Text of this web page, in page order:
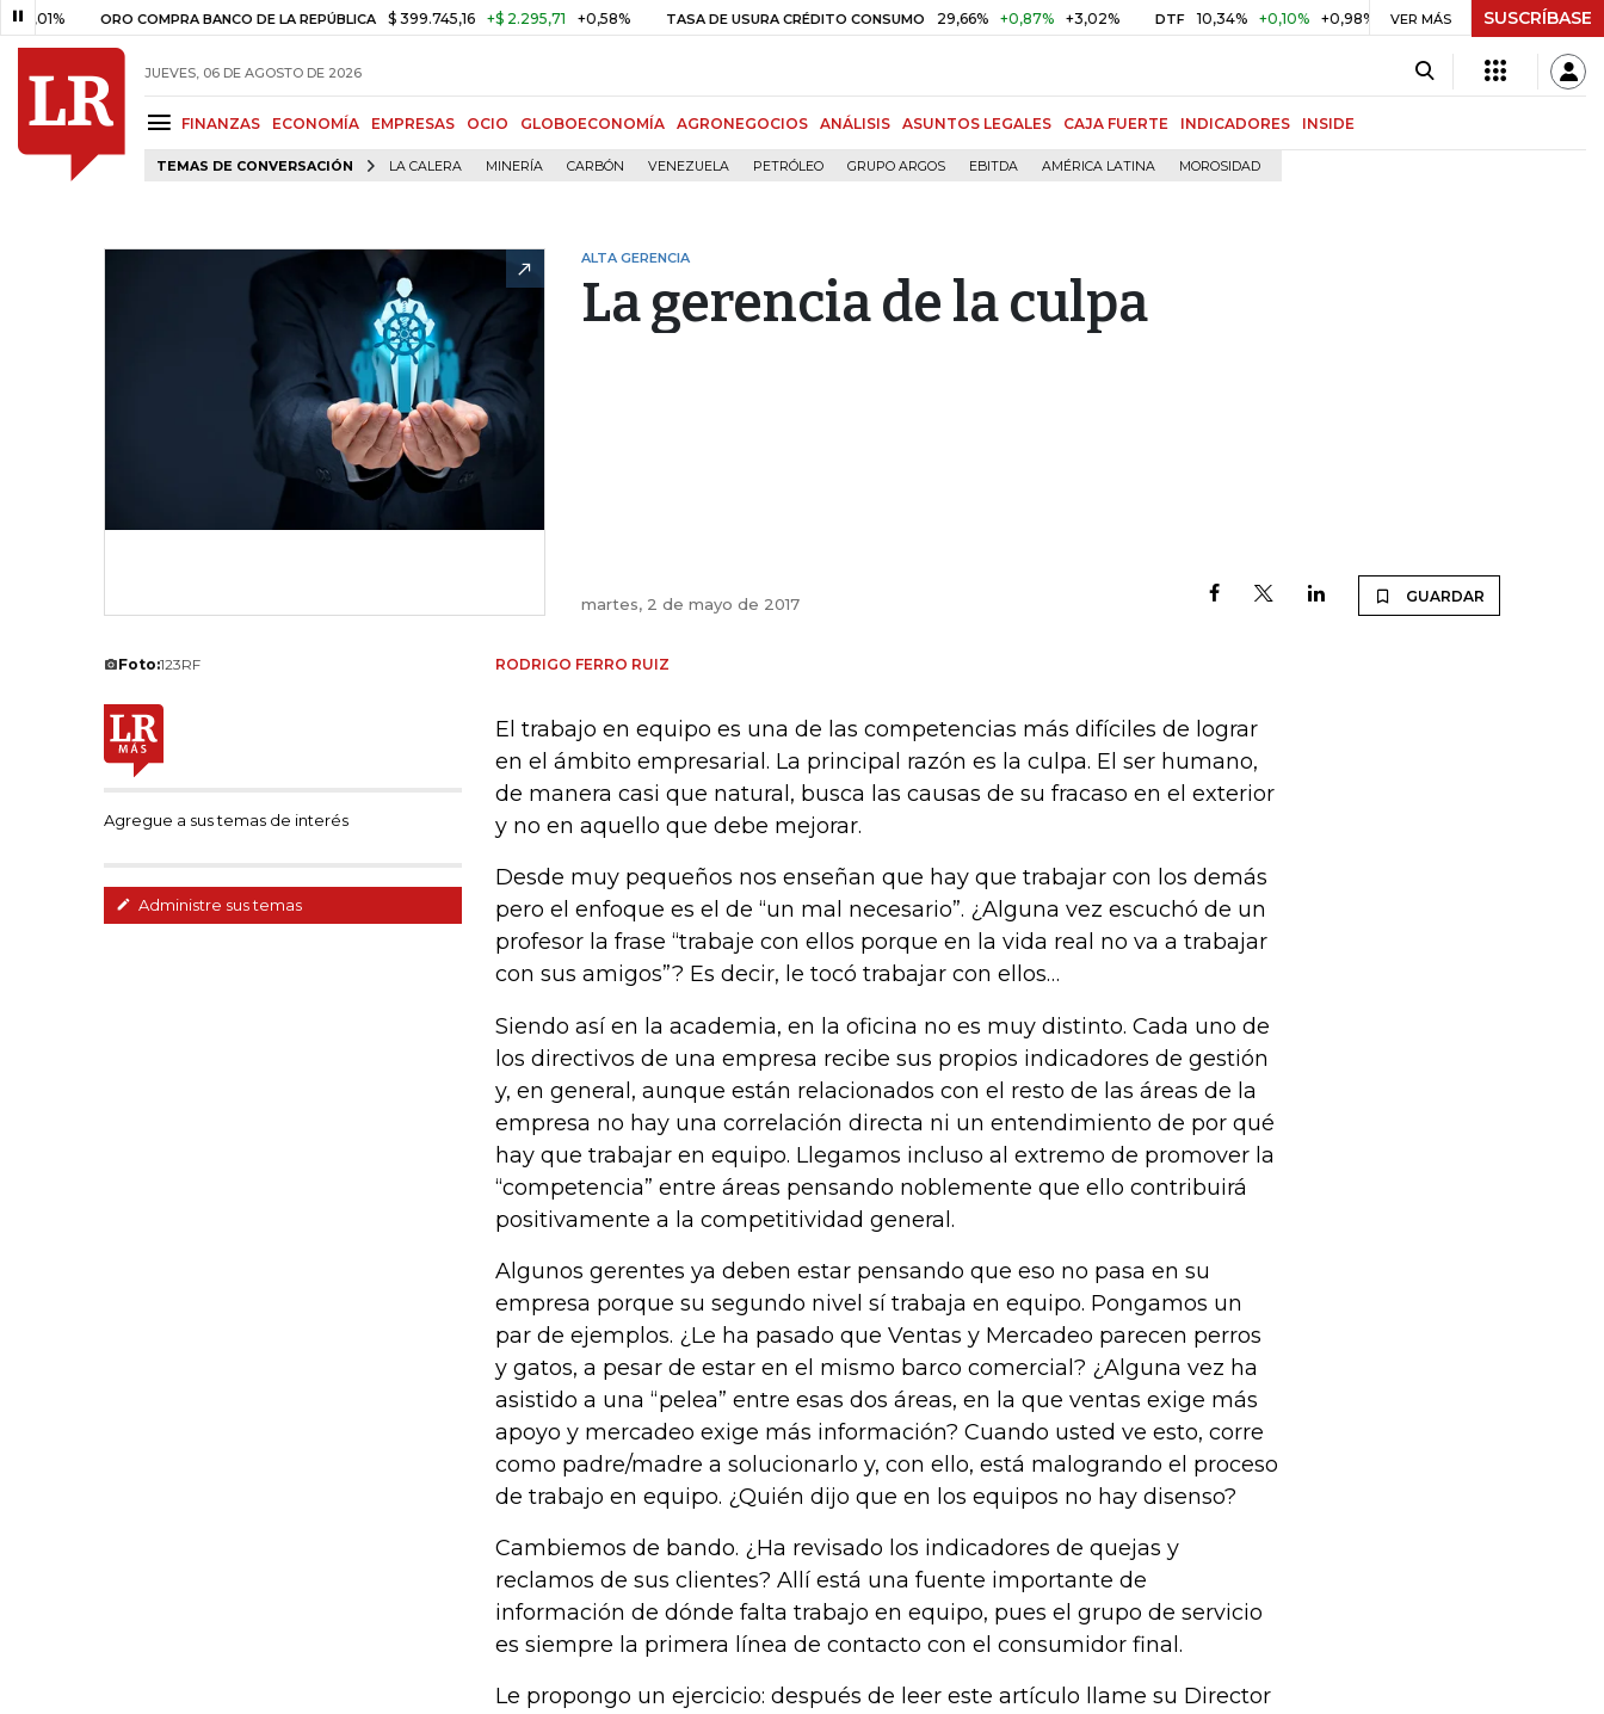
ORO COMPRA BANCO DE LA REPÚBLICA $ 399.745,16 +$ 2.295,71 +0,58% TASA DE USURA CRÉDITO CONSUMO 29,66% +0,87% +3,02% DTF 10,34% +0,10% +0,98% UVR $ 416,86 +$ 0,05 +0,01%
VER MÁS SUSCRÍBASE
JUEVES, 06 DE AGOSTO DE 2026
FINANZAS ECONOMÍA EMPRESAS OCIO GLOBOECONOMÍA AGRONEGOCIOS ANÁLISIS ASUNTOS LEGALES CAJA FUERTE INDICADORES INSIDE
TEMAS DE CONVERSACIÓN LA CALERA MINERÍA CARBÓN VENEZUELA PETRÓLEO GRUPO ARGOS EBITDA AMÉRICA LATINA MOROSIDAD
ALTA GERENCIA
La gerencia de la culpa
martes, 2 de mayo de 2017 GUARDAR
Foto:123RF
Agregue a sus temas de interés
Administre sus temas
RODRIGO FERRO RUIZ
El trabajo en equipo es una de las competencias más difíciles de lograr
en el ámbito empresarial. La principal razón es la culpa. El ser humano,
de manera casi que natural, busca las causas de su fracaso en el exterior
y no en aquello que debe mejorar.
Desde muy pequeños nos enseñan que hay que trabajar con los demás
pero el enfoque es el de “un mal necesario”. ¿Alguna vez escuchó de un
profesor la frase “trabaje con ellos porque en la vida real no va a trabajar
con sus amigos”? Es decir, le tocó trabajar con ellos…
Siendo así en la academia, en la oficina no es muy distinto. Cada uno de
los directivos de una empresa recibe sus propios indicadores de gestión
y, en general, aunque están relacionados con el resto de las áreas de la
empresa no hay una correlación directa ni un entendimiento de por qué
hay que trabajar en equipo. Llegamos incluso al extremo de promover la
“competencia” entre áreas pensando noblemente que ello contribuirá
positivamente a la competitividad general.
Algunos gerentes ya deben estar pensando que eso no pasa en su
empresa porque su segundo nivel sí trabaja en equipo. Pongamos un
par de ejemplos. ¿Le ha pasado que Ventas y Mercadeo parecen perros
y gatos, a pesar de estar en el mismo barco comercial? ¿Alguna vez ha
asistido a una “pelea” entre esas dos áreas, en la que ventas exige más
apoyo y mercadeo exige más información? Cuando usted ve esto, corre
como padre/madre a solucionarlo y, con ello, está malogrando el proceso
de trabajo en equipo. ¿Quién dijo que en los equipos no hay disenso?
Cambiemos de bando. ¿Ha revisado los indicadores de quejas y
reclamos de sus clientes? Allí está una fuente importante de
información de dónde falta trabajo en equipo, pues el grupo de servicio
es siempre la primera línea de contacto con el consumidor final.
Le propongo un ejercicio: después de leer este artículo llame su Director